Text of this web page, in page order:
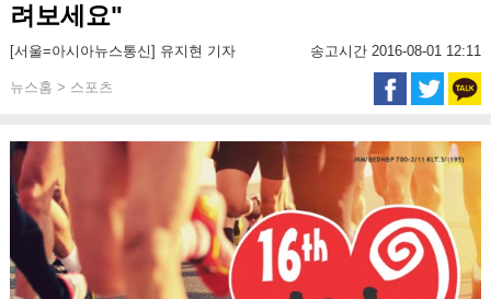
려보세요"
[서울=아시아뉴스통신] 유지현 기자 송고시간 2016-08-01 12:11
뉴스홈 > 스포츠